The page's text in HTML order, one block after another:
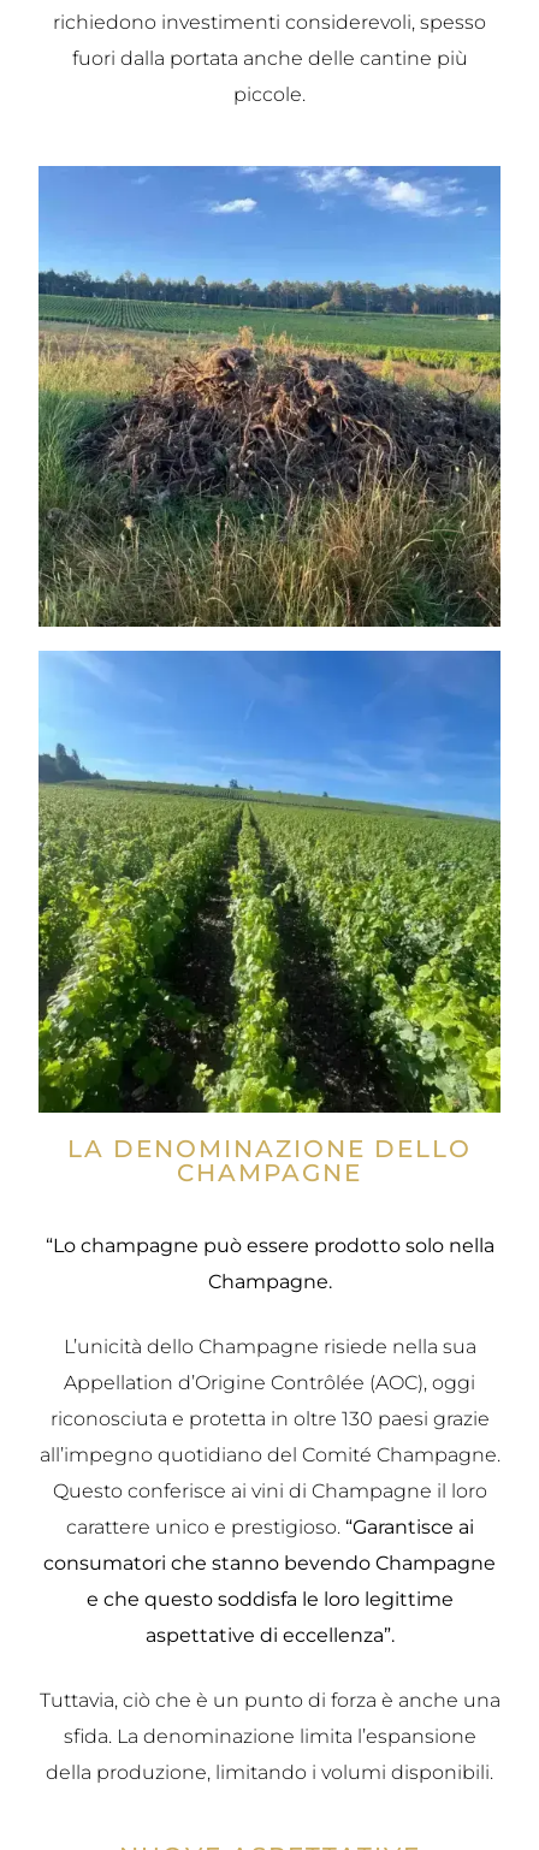
richiedono investimenti considerevoli, spesso
fuori dalla portata anche delle cantine più
piccole.
LA DENOMINAZIONE DELLO
CHAMPAGNE
“Lo champagne può essere prodotto solo nella
Champagne.
L’unicità dello Champagne risiede nella sua
Appellation d’Origine Contrôlée (AOC), oggi
riconosciuta e protetta in oltre 130 paesi grazie
all’impegno quotidiano del Comité Champagne.
Questo conferisce ai vini di Champagne il loro
carattere unico e prestigioso. “Garantisce ai
consumatori che stanno bevendo Champagne
e che questo soddisfa le loro legittime
aspettative di eccellenza”.
Tuttavia, ciò che è un punto di forza è anche una
sfida. La denominazione limita l’espansione
della produzione, limitando i volumi disponibili.